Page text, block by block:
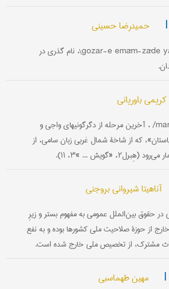
| حمیدرضا حسینی
امامزاده یحیى، گذر \gozar-e emām-zāde yahyā\، نام گذری در
کریمی باوریانی
مندایی نو / mandâʔi-ye no/ ، آخرین مرحله از دگرگونیهای واجی و
که از شاخۀ شمال غربی زبان سامی، از
«گویش ... »۳، ۱۱).
آناهیتا شیروانی بروجنی
در حقوق بین‌الملل عمومی به مفهوم بستر و زیرِ
خارج از حوزۀ صلاحیت ملی کشورها بوده و به نفع
مشترک، از تخصیص ملی خارج شده است.
| مهین طهماسبی